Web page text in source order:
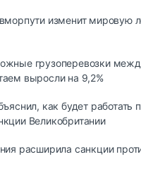
изменит мировую
грузоперевозки
выросли на 9,2%
как будет работать
Великобритании
расширила санкции